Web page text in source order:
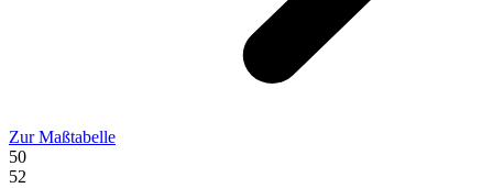
Zur Maßtabelle
50
52